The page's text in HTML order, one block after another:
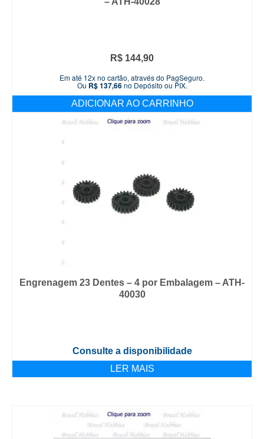
R$ 144,90
Em até 12x no cartão, através do PagSeguro.
Ou R$137,66no Depósito ou PIX.
ADICIONAR AO CARRINHO
Engrenagem 23 Dentes – 4 por Embalagem – ATH-
40030
Consulte a disponibilidade
LER MAIS